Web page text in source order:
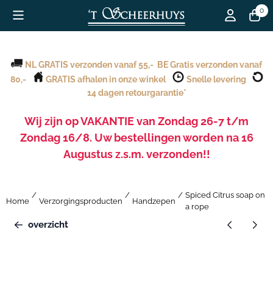
Cookievoorkeuren zijn beschikbaar. Kies instellingen of sta alle0
..
NL GRATIS verzonden vanaf 55,- BE Gratis verzonden vanaf
80,-
GRATIS afhalen in onze winkel
Snelle levering
14 dagen retourgarantie*
Wij zijn op VAKANTIE van Zondag 26-7 t/m
Zondag 16/8. Uw bestellingen worden na 16
Augustus z.s.m. verzonden!!
Home
/
Verzorgingsproducten
/
Handzepen
/ Spiced Citrus soap on
a rope
overzicht